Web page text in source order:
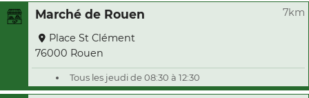
Marché de Rouen 7km
Place St Clément
76000 Rouen
Tous les jeudi de 08:30 à 12:30